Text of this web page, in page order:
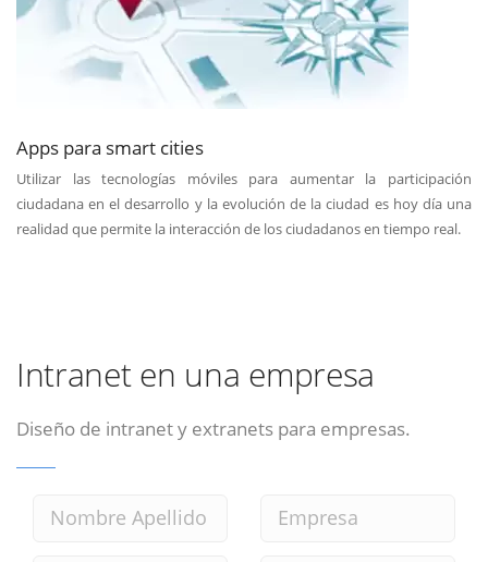
Apps para smart cities
Utilizar las tecnologías móviles para aumentar la participación
ciudadana en el desarrollo y la evolución de la ciudad es hoy día una
realidad que permite la interacción de los ciudadanos en tiempo real.
Intranet en una empresa
Diseño de intranet y extranets para empresas.